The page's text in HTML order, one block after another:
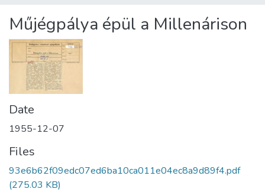
About us
Műjégpálya épül a Millenárison
Date
1955-12-07
Files
93e6b62f09edc07ed6ba10ca011e04ec8a9d89f4.pdf
(275.03 KB)